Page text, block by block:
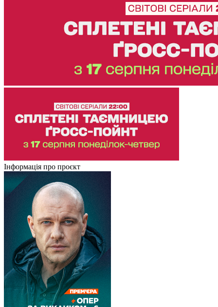
Інформація про проєкт